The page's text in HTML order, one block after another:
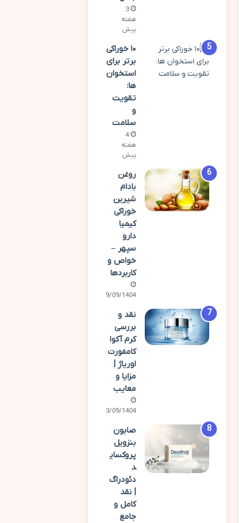
3
هفته
پیش
۱۰ خوراکی
برتر برای
استخوان
ها:
تقویت
و
سلامت
4
هفته
پیش
روغن
بادام
شیرین
خوراکی
کیمیا
دارو
سپهر –
خواص و
کاربردها
29/09/1404
نقد و
بررسی
کرم آکوا
کامفورت
اوریاژ |
مزایا و
معایب
23/09/1404
صابون
بنزویل
پروکسای
د
دئودراگ
| نقد
کامل و
جامع